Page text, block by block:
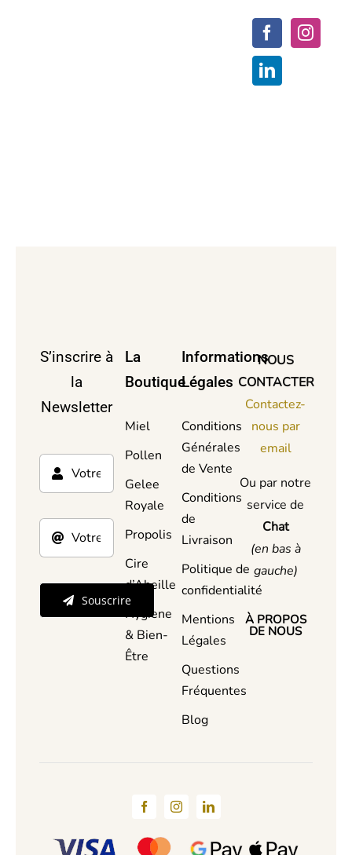
S’inscrire à
la
Newsletter
Souscrire
La
Boutique
Miel
Pollen
Gelee
Royale
Propolis
Cire
d’Abeille
Hygiene
& Bien-
Être
Informations
Légales
Conditions
Générales
de Vente
Conditions
de
Livraison
Politique de
confidentialité
Mentions
Légales
Questions
Fréquentes
Blog
NOUS
CONTACTER
Contactez-
nous par
email
Ou par notre
service de
Chat
(en bas à
gauche)
À PROPOS
DE NOUS